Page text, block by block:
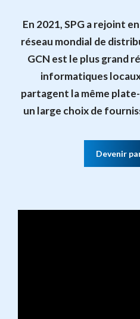
En 2021, SPG a rejoint
réseau mondial de
GCN est le plus grand
informatiques
partagent la même
un large choix de
Devenir